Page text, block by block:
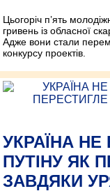
Цьогоріч п’ять
гривень із обласної
Адже вони стали
конкурсу проектів.
УКРАЇНА
ПУТІНУ ЯК
ЗАВДЯКИ